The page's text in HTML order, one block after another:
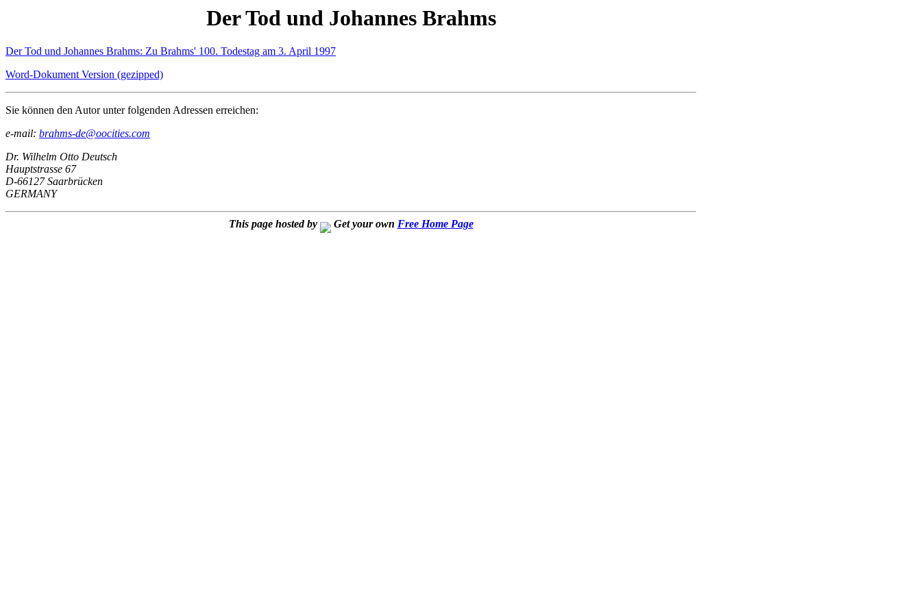
Der Tod und Johannes Brahms
Der Tod und Johannes Brahms: Zu Brahms' 100. Todestag am 3. April 1997
Word-Dokument Version (gezipped)
Sie können den Autor unter folgenden Adressen erreichen:
e-mail: brahms-de@oocities.com
Dr. Wilhelm Otto Deutsch
Hauptstrasse 67
D-66127 Saarbrücken
GERMANY
This page hosted by Get your own Free Home Page